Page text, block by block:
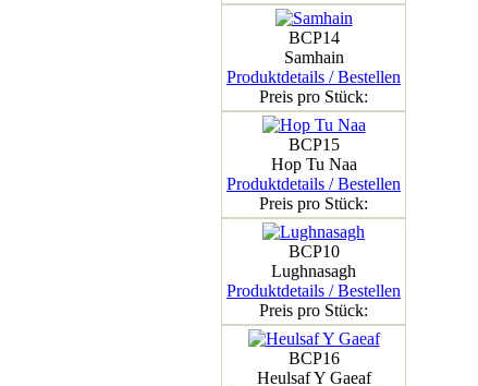
BCP14
Samhain
Produktdetails / Bestellen
Preis pro Stück:
BCP15
Hop Tu Naa
Produktdetails / Bestellen
Preis pro Stück:
BCP10
Lughnasagh
Produktdetails / Bestellen
Preis pro Stück:
BCP16
Heulsaf Y Gaeaf